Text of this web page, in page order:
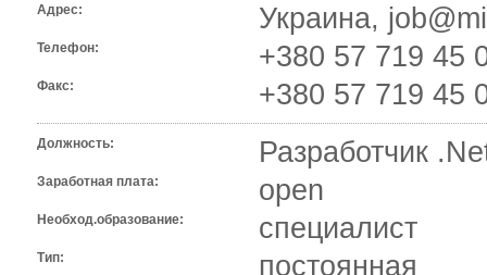
Адрес: Украина,
Телефон: +380 57 719 45
Факс: +380 57 719 45
Должность: Разработчик
Заработная плата: open
Необход.образование: специалист
Тип: постоянная